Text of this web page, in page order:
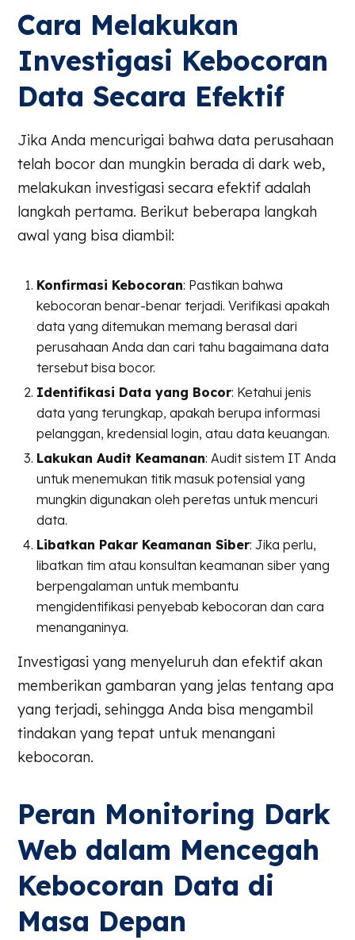
Cara Melakukan
Investigasi Kebocoran
Data Secara Efektif
Jika Anda mencurigai bahwa data perusahaan
telah bocor dan mungkin berada di dark web,
melakukan investigasi secara efektif adalah
langkah pertama. Berikut beberapa langkah
awal yang bisa diambil:
Konfirmasi Kebocoran: Pastikan bahwa
kebocoran benar-benar terjadi. Verifikasi apakah
data yang ditemukan memang berasal dari
perusahaan Anda dan cari tahu bagaimana data
tersebut bisa bocor.
Identifikasi Data yang Bocor: Ketahui jenis
data yang terungkap, apakah berupa informasi
pelanggan, kredensial login, atau data keuangan.
Lakukan Audit Keamanan: Audit sistem IT Anda
untuk menemukan titik masuk potensial yang
mungkin digunakan oleh peretas untuk mencuri
data.
Libatkan Pakar Keamanan Siber: Jika perlu,
libatkan tim atau konsultan keamanan siber yang
berpengalaman untuk membantu
mengidentifikasi penyebab kebocoran dan cara
menanganinya.
Investigasi yang menyeluruh dan efektif akan
memberikan gambaran yang jelas tentang apa
yang terjadi, sehingga Anda bisa mengambil
tindakan yang tepat untuk menangani
kebocoran.
Peran Monitoring Dark
Web dalam Mencegah
Kebocoran Data di
Masa Depan